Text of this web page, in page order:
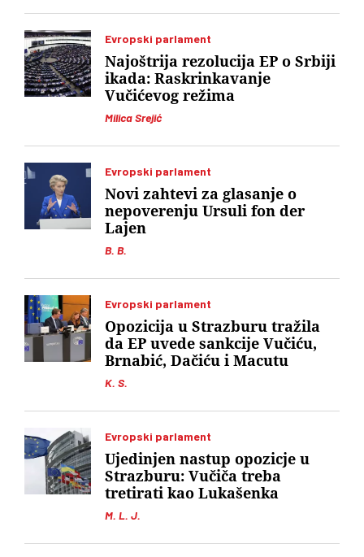
Evropski parlament
Milica Srejić
Najoštrija rezolucija EP o Srbiji
ikada: Raskrinkavanje
Vučićevog režima
Evropski parlament
B. B.
Novi zahtevi za glasanje o
nepoverenju Ursuli fon der
Lajen
Evropski parlament
K. S.
Opozicija u Strazburu tražila
da EP uvede sankcije Vučiću,
Brnabić, Dačiću i Macutu
Evropski parlament
M. L. J.
Ujedinjen nastup opozicje u
Strazburu: Vučiča treba
tretirati kao Lukašenka